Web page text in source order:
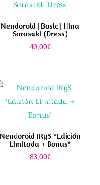
Nendoroid [Basic] Hina
Sorasaki (Dress)
40,00€
Nendoroid IRyS *Edición
Limitada + Bonus*
83,00€